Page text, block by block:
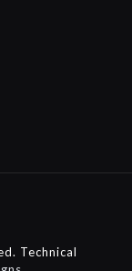
Technical